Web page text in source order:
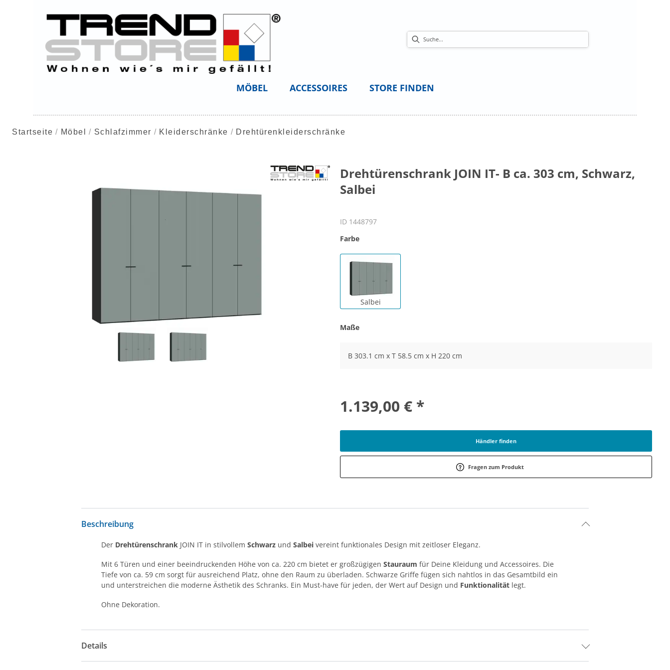
MÖBEL ACCESSOIRES STORE FINDEN
Startseite Möbel Schlafzimmer Kleiderschränke Drehtürenkleiderschränke
Drehtürenschrank JOIN IT- B ca. 303 cm, Schwarz,
Salbei
ID 1448797
Farbe
Salbei
Maße
B 303.1 cm x T 58.5 cm x H 220 cm
1.139,00 € *
Händler finden
Fragen zum Produkt
Beschreibung
Der Drehtürenschrank JOIN IT in stilvollemSchwarz undSalbei vereint funktionales Design mit zeitloser Eleganz.
Mit 6 Türen und einer beeindruckenden Höhe von ca. 220 cm bietet er großzügigenStauraumfür Deine Kleidung und Accessoires. Die
Tiefe von ca. 59 cm sorgt für ausreichend Platz, ohne den Raum zu überladen. Schwarze Griffe fügen sich nahtlos in das Gesamtbild ein
und unterstreichen die moderne Ästhetik des Schranks. Ein Must-have für jeden, der Wert auf Design und Funktionalität legt.
Ohne Dekoration.
Details